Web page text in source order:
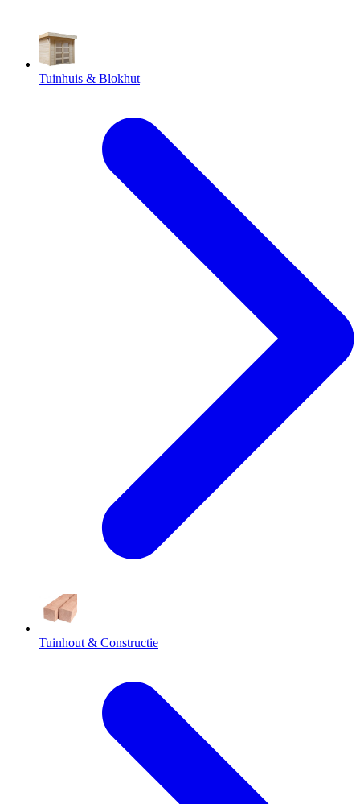
Tuinhuis & Blokhut
Tuinhout & Constructie